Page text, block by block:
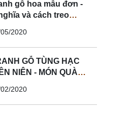
gỗ hoa mẫu đơn -
và cách treo
thủy
2020
GỖ TÙNG HẠC
NIÊN - MÓN QUÀ
SỐNG
2020